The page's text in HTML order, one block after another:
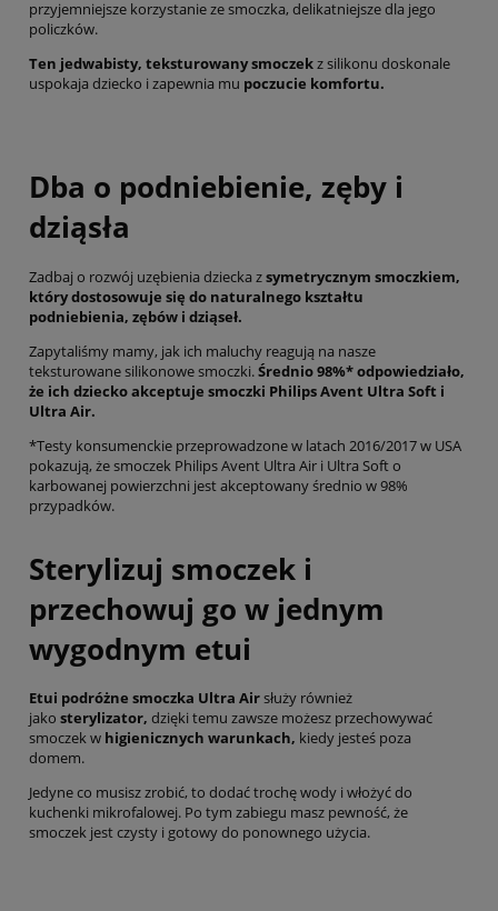
przyjemniejsze korzystanie ze smoczka, delikatniejsze dla jego
policzków.
Ten jedwabisty, teksturowany smoczekz silikonu doskonale
uspokaja dziecko i zapewnia mu poczucie komfortu.
Dba o podniebienie, zęby i
dziąsła
Zadbaj o rozwój uzębienia dziecka zsymetrycznym smoczkiem,
który dostosowuje się do naturalnego kształtu
podniebienia, zębów i dziąseł.
Zapytaliśmy mamy, jak ich maluchy reagują na nasze
teksturowane silikonowe smoczki.Średnio 98%* odpowiedziało,
że ich dziecko akceptuje smoczki Philips Avent Ultra Soft i
Ultra Air.
*Testy konsumenckie przeprowadzone w latach 2016/2017 w USA
pokazują, że smoczek Philips Avent Ultra Air i Ultra Soft o
karbowanej powierzchni jest akceptowany średnio w 98%
przypadków.
Sterylizuj smoczek i
przechowuj go w jednym
wygodnym etui
Etui podróżne smoczka Ultra Airsłuży również
jako sterylizator, dzięki temu zawsze możesz przechowywać
smoczek w higienicznych warunkach, kiedy jesteś poza
domem.
Jedyne co musisz zrobić, to dodać trochę wody i włożyć do
kuchenki mikrofalowej. Po tym zabiegu masz pewność, że
smoczek jest czysty i gotowy do ponownego użycia.